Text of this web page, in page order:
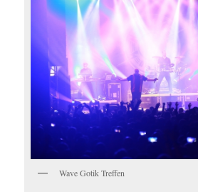
Wave Gotik Treffen